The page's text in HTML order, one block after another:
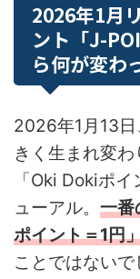
2026年1月
ント「J-
ら何が変わ
2026年1月13
きく生まれ変
「Oki Dokiポ
ューアル。 一番
ポイント＝1円
ことではないで